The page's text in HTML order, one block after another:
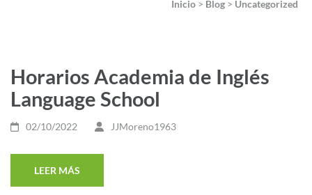
Inicio > Blog > Uncategorized
Horarios Academia de Inglés
Language School
02/10/2022 JJMoreno1963
LEER MÁS